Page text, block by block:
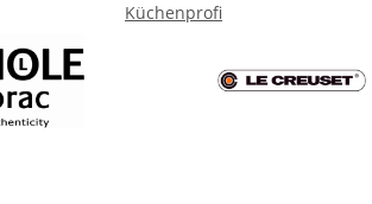
Küchenprofi